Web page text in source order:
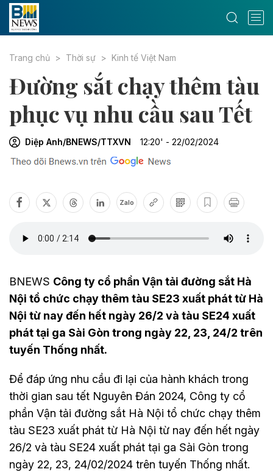
Trang chủ Thời sự Kinh tế Việt Nam
Đường sắt chạy thêm tàu
phục vụ nhu cầu sau Tết
Diệp Anh/BNEWS/TTXVN 12:20' - 22/02/2024
Zalo
BNEWS Công ty cổ phần Vận tải đường sắt Hà
Nội tổ chức chạy thêm tàu SE23 xuất phát từ Hà
Nội từ nay đến hết ngày 26/2 và tàu SE24 xuất
phát tại ga Sài Gòn trong ngày 22, 23, 24/2 trên
tuyến Thống nhất.
Để đáp ứng nhu cầu đi lại của hành khách trong
thời gian sau tết Nguyên Đán 2024, Công ty cổ
phần Vận tải đường sắt Hà Nội tổ chức chạy thêm
tàu SE23 xuất phát từ Hà Nội từ nay đến hết ngày
26/2 và tàu SE24 xuất phát tại ga Sài Gòn trong
ngày 22, 23, 24/02/2024 trên tuyến Thống nhất.